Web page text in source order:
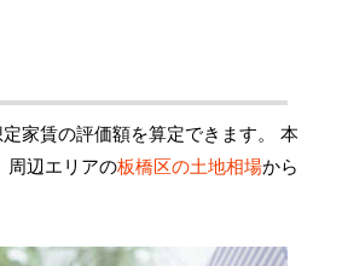
家賃の評価額を算定できます。 本
周辺エリアの板橋区の土地相場から